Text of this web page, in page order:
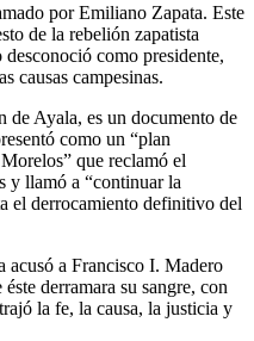
por Emiliano Zapata. Este
de la rebelión zapatista
como presidente,
causas campesinas.
de Ayala, es un documento de
como un “plan
que reclamó el
y llamó a “continuar la
el derrocamiento definitivo del
acusó a Francisco I. Madero
derramara su sangre, con
la fe, la causa, la justicia y